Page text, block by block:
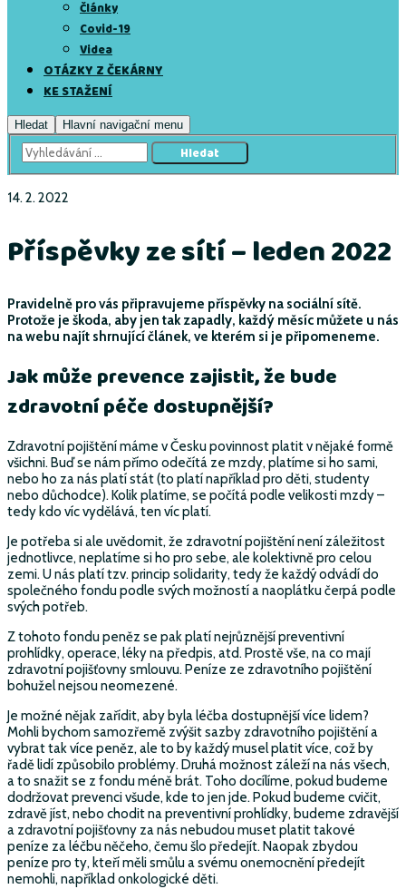
Články
Covid-19
Videa
OTÁZKY Z ČEKÁRNY
KE STAŽENÍ
Hledat Hlavní navigační menu
14. 2. 2022
Příspěvky ze sítí – leden 2022
Pravidelně pro vás připravujeme příspěvky na sociální sítě.
Protože je škoda, aby jen tak zapadly, každý měsíc můžete u nás
na webu najít shrnující článek, ve kterém si je připomeneme.
Jak může prevence zajistit, že bude
zdravotní péče dostupnější?
Zdravotní pojištění máme v Česku povinnost platit v nějaké formě
všichni. Buď se nám přímo odečítá ze mzdy, platíme si ho sami,
nebo ho za nás platí stát (to platí například pro děti, studenty
nebo důchodce). Kolik platíme, se počítá podle velikosti mzdy –
tedy kdo víc vydělává, ten víc platí.
Je potřeba si ale uvědomit, že zdravotní pojištění není záležitost
jednotlivce, neplatíme si ho pro sebe, ale kolektivně pro celou
zemi. U nás platí tzv. princip solidarity, tedy že každý odvádí do
společného fondu podle svých možností a naoplátku čerpá podle
svých potřeb.
Z tohoto fondu peněz se pak platí nejrůznější preventivní
prohlídky, operace, léky na předpis, atd. Prostě vše, na co mají
zdravotní pojišťovny smlouvu. Peníze ze zdravotního pojištění
bohužel nejsou neomezené.
Je možné nějak zařídit, aby byla léčba dostupnější více lidem?
Mohli bychom samozřemě zvýšit sazby zdravotního pojištění a
vybrat tak více peněz, ale to by každý musel platit více, což by
řadě lidí způsobilo problémy. Druhá možnost záleží na nás všech,
a to snažit se z fondu méně brát. Toho docílíme, pokud budeme
dodržovat prevenci všude, kde to jen jde. Pokud budeme cvičit,
zdravě jíst, nebo chodit na preventivní prohlídky, budeme zdravější
a zdravotní pojišťovny za nás nebudou muset platit takové
peníze za léčbu něčeho, čemu šlo předejít. Naopak zbydou
peníze pro ty, kteří měli smůlu a svému onemocnění předejít
nemohli, například onkologické děti.